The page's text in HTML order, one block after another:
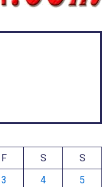
F S
S
3 4
5